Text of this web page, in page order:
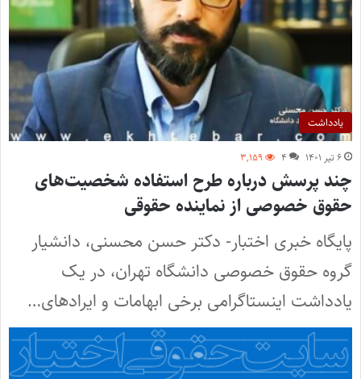
یادداشت
۶ تیر ۱۴۰۱ ۴ ۳,۱۵۹
چند پرسش درباره طرح استفاده شخصیت‌های
حقوق خصوصی از نماینده حقوقی
پایگاه خبری اختبار- دکتر حسن محسنی، دانشیار
گروه حقوق خصوصی دانشگاه تهران، در یک
یادداشت اینستاگرامی برخی ابهامات و ایرادهای…